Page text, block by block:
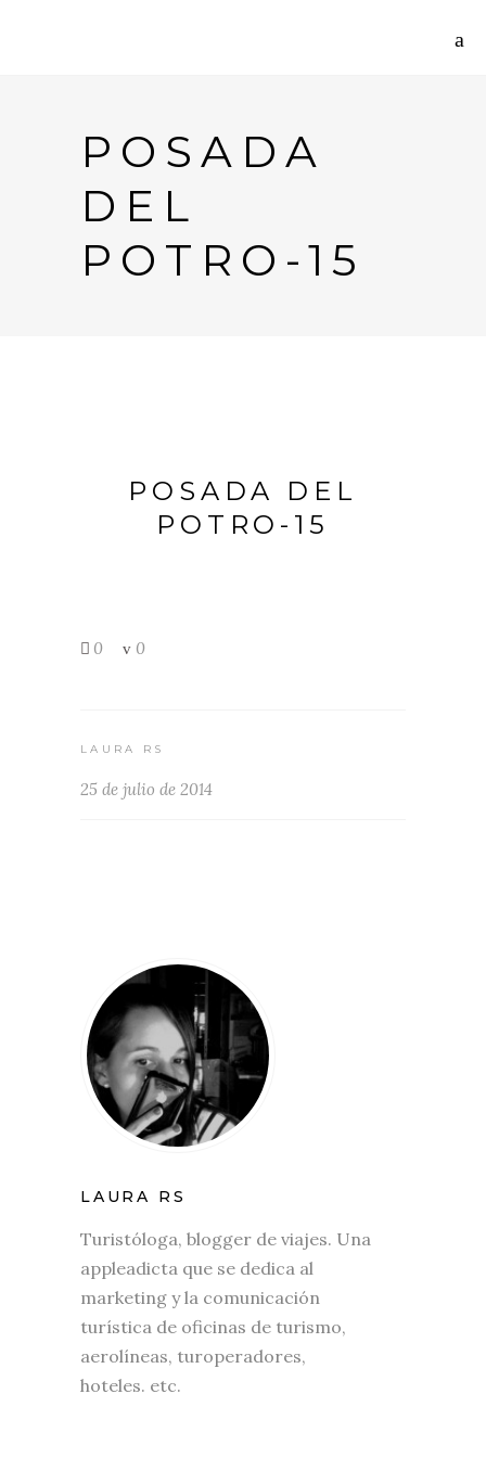
POSADA
DEL
POTRO-15
POSADA DEL
POTRO-15
0 0
LAURA RS
25 de julio de 2014
LAURA RS
Turistóloga, blogger de viajes. Una
appleadicta que se dedica al
marketing y la comunicación
turística de oficinas de turismo,
aerolíneas, turoperadores,
hoteles. etc.